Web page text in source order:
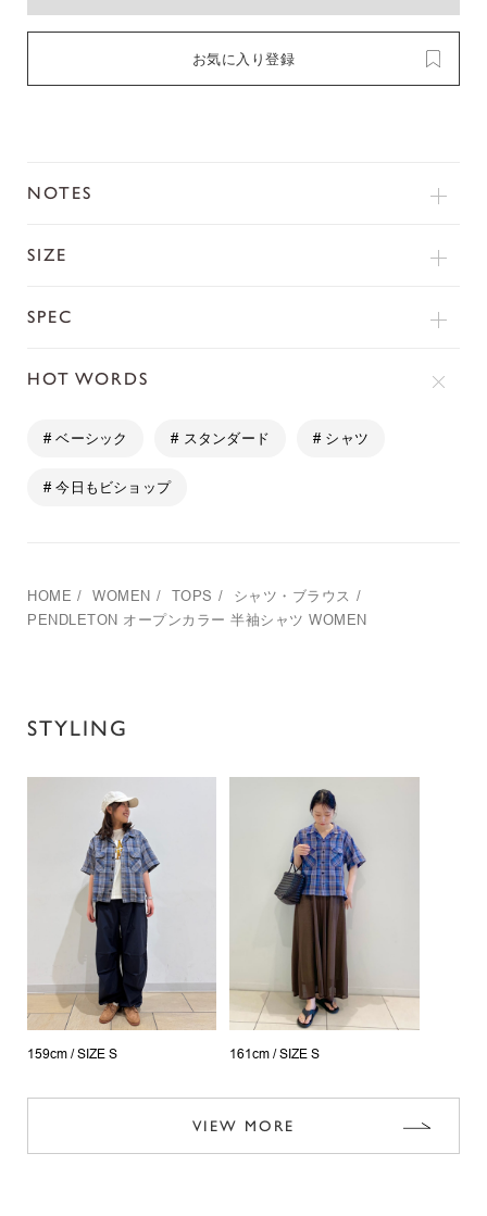
お気に入り登録
NOTES
SIZE
SPEC
HOT WORDS
# ベーシック # スタンダード # シャツ
# 今日もビショップ
HOME / WOMEN / TOPS / シャツ・ブラウス /
PENDLETON オープンカラー 半袖シャツ WOMEN
STYLING
159cm / SIZE S 161cm / SIZE S
VIEW MORE